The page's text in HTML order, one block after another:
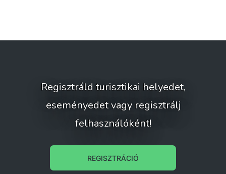
Regisztráld turisztikai helyedet,
eseményedet vagy regisztrálj
felhasználóként!
REGISZTRÁCIÓ